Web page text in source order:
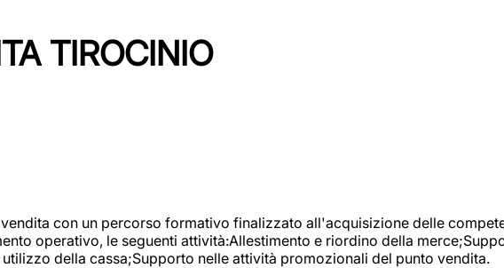
TIROCINIO
con un percorso formativo finalizzato all'acquisizione delle
operativo, le seguenti attività:Allestimento e riordino della
della cassa;Supporto nelle attività promozionali del punto vendita.